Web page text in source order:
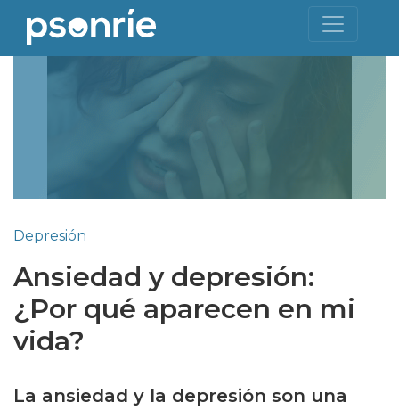
Depresión
Ansiedad y depresión:
¿Por qué aparecen en mi
vida?
La ansiedad y la depresión son una